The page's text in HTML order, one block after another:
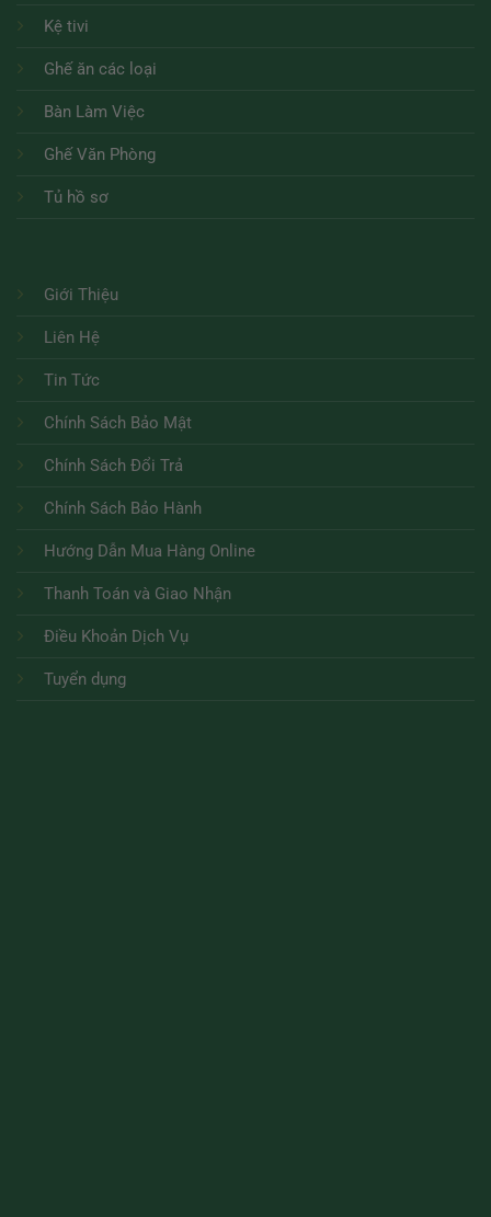
Kệ tivi
Ghế ăn các loại
Bàn Làm Việc
Ghế Văn Phòng
Tủ hồ sơ
Giới Thiệu
Liên Hệ
Tin Tức
Chính Sách Bảo Mật
Chính Sách Đổi Trả
Chính Sách Bảo Hành
Hướng Dẫn Mua Hàng Online
Thanh Toán và Giao Nhận
Điều Khoản Dịch Vụ
Tuyển dụng